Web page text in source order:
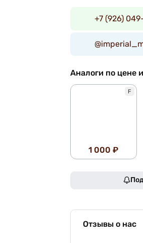
+7 (926)
Аналоги по цене
F
1 000 ₽
Отзывы о нас